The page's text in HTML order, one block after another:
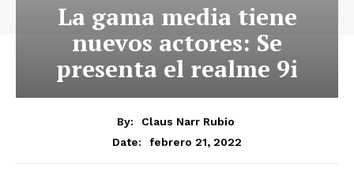
La gama media tiene
nuevos actores: Se
presenta el realme 9i
By:
Claus Narr Rubio
Date:
febrero 21, 2022